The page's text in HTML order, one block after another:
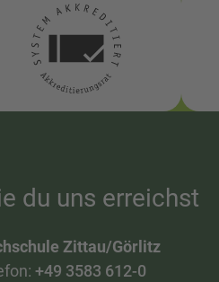
du uns erreichst
Zittau/Görlitz
+49 3583 612-0